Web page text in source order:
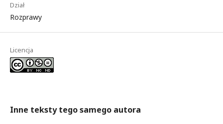
Dział
Rozprawy
Licencja
Inne teksty tego samego autora